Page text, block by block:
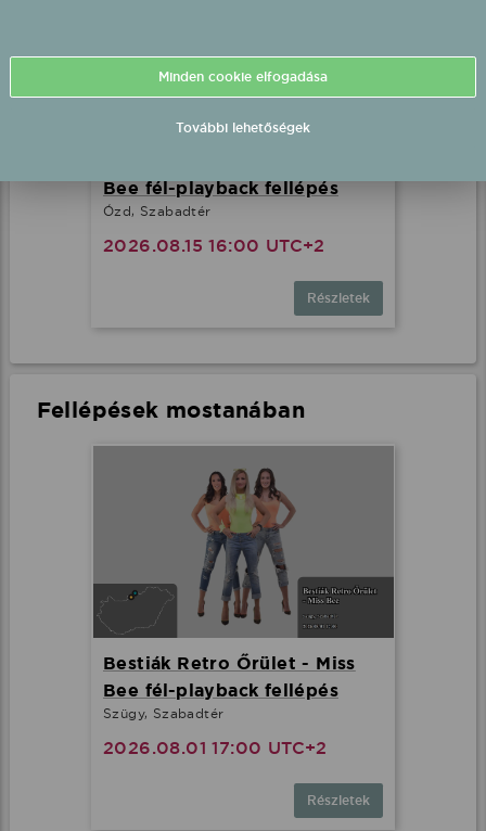
Bee fél-playback fellépés
Ózd, Szabadtér
2026.08.15 16:00 UTC+2
Részletek
Fellépések mostanában
Bestiák Retro Őrület - Miss
Bee fél-playback fellépés
Szügy, Szabadtér
2026.08.01 17:00 UTC+2
Részletek
Minden cookie elfogadása
További lehetőségek